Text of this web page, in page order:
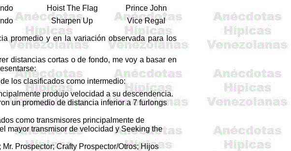
Hoist The Flag
Prince John
Sharpen Up Vice Regal
promedio y en la variación observada para los
distancias cortas o de fondo, me voy a basar en
los clasificados como intermedio:
produjo velocidad a su descendencia.
un promedio de distancia inferior a 7 furlongs
como transmisores principalmente de
mayor transmisor de velocidad y Seeking the
Prospector; Crafty Prospector/Otros; Hijos